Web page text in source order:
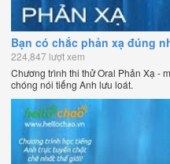
Bạn có chắc phản xạ đúng
224,847 lượt xem
Chương trình thi thử Oral Phản Xạ -
chóng nói tiếng Anh lưu loát.